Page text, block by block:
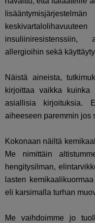
allergioihin sekä
Näistä aineista,
kirjoittaa vaikka
asiallisia kirjoituksia.
aiheeseen paremmin jos
Kokonaan näiltä
Me nimittäin
hengitysilman,
lasten
eli karsimalla turhan
Me vaihdoimme jo